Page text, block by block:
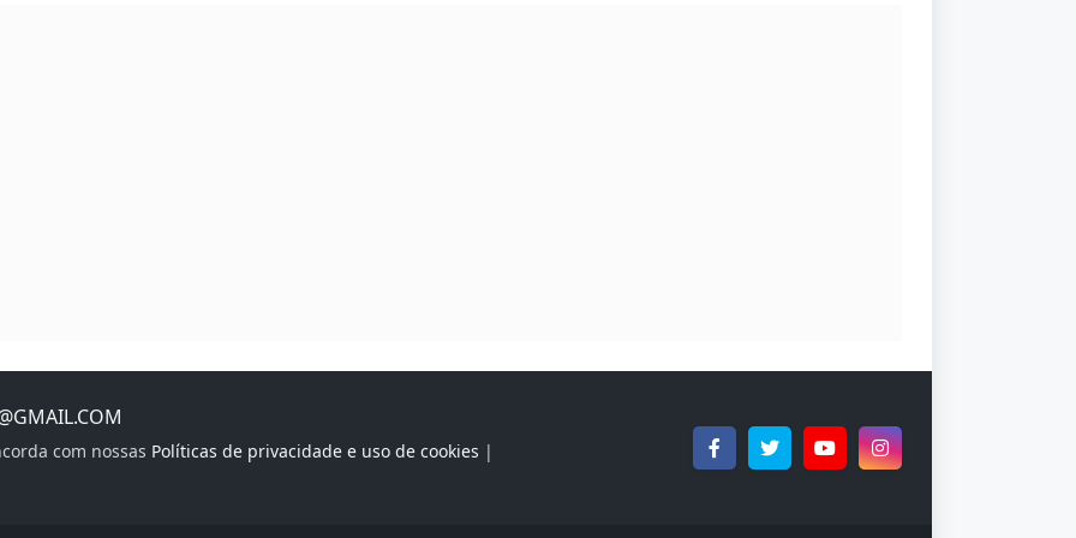
com nossas Políticas de privacidade e uso de cookies |